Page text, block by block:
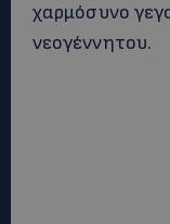
χαρμόσυνο
νεογέννητου.